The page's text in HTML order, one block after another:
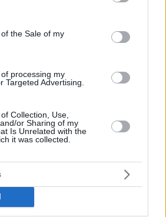
to Google and its third-party tags to
specified purposes in below Google
the Sale of my
processing my
Targeted Advertising.
Collection, Use,
or Sharing of my
Is Unrelated with the
it was collected.
στην καρδιά της Αθήνας